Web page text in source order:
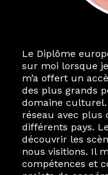
Le Diplôme
sur moi lorsque
m’a offert un
des plus grands
domaine culturel.
réseau avec plus
différents pays.
découvrir les
nous visitions. Il
compétences et